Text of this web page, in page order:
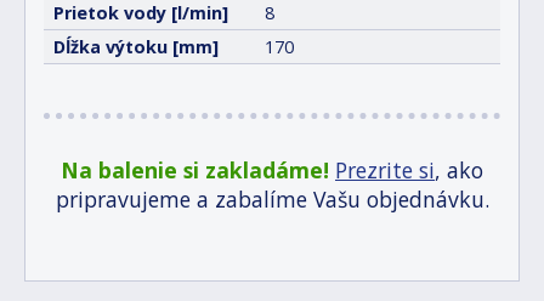
Prietok vody [l/min]
8
Dĺžka výtoku [mm]
170
Na balenie si zakladáme! Prezrite si, ako
pripravujeme a zabalíme Vašu objednávku.